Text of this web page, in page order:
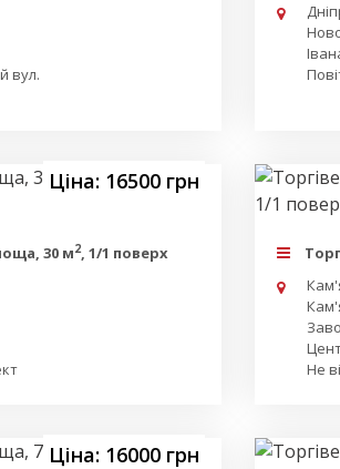
вул.
Ціна: 16500 грн
30 м2, 1/1 поверх
Не
Ціна: 16000 грн